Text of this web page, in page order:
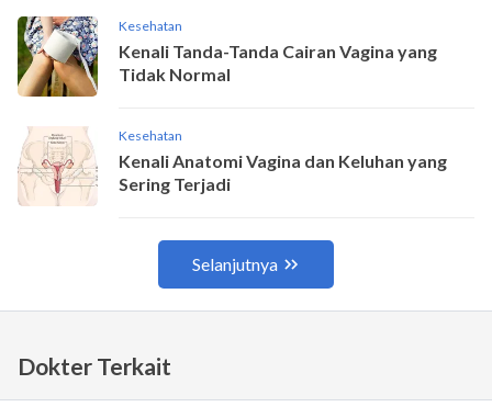
Dokter Terkait